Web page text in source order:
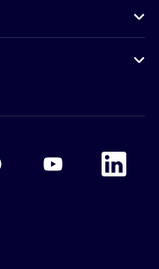
PinterestAccor Youtube
Accor